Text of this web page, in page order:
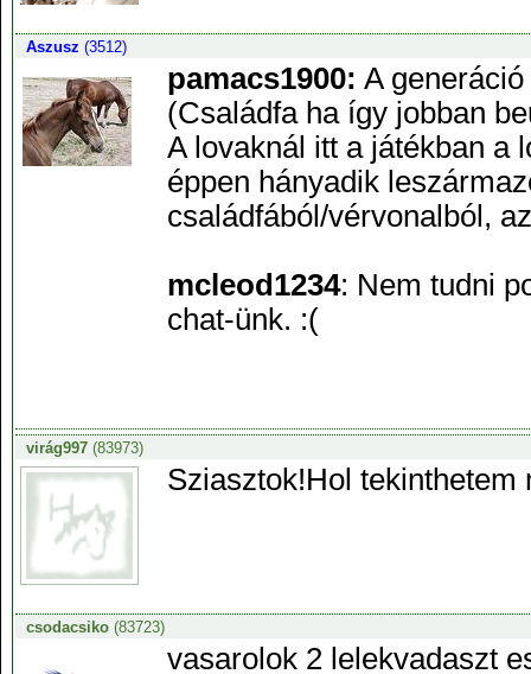
Aszusz (3512)
pamacs1900: A
(Családfa ha így jobban
A lovaknál itt a játékban a
éppen hányadik
családfából/vérvonalból,
mcleod1234: Nem tudni
chat-ünk. :(
virág997(83973)
Sziasztok!Hol tekinthetem
csodacsiko(83723)
vasarolok 2 lelekvadaszt